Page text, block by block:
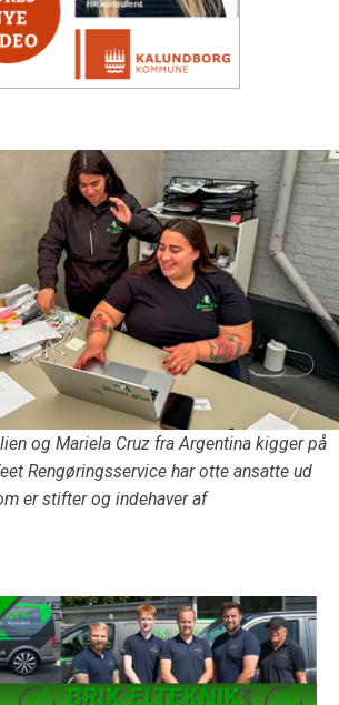
og Mariela Cruz fra Argentina kigger på
Rengøringsservice har otte ansatte ud
er stifter og indehaver af